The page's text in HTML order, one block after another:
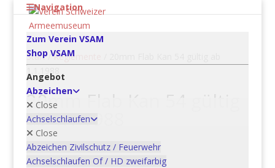
Navigation
Zum Verein VSAM
Shop VSAM
Angebot
Abzeichen
Close
Achselschlaufen
Close
Abzeichen Zivilschutz / Feuerwehr
Achselschlaufen Of / HD zweifarbig
Start/Reglemente
1.1.1988
20mm Flab Kan 54 gültig
ab 1.1.1988
CHF10.00